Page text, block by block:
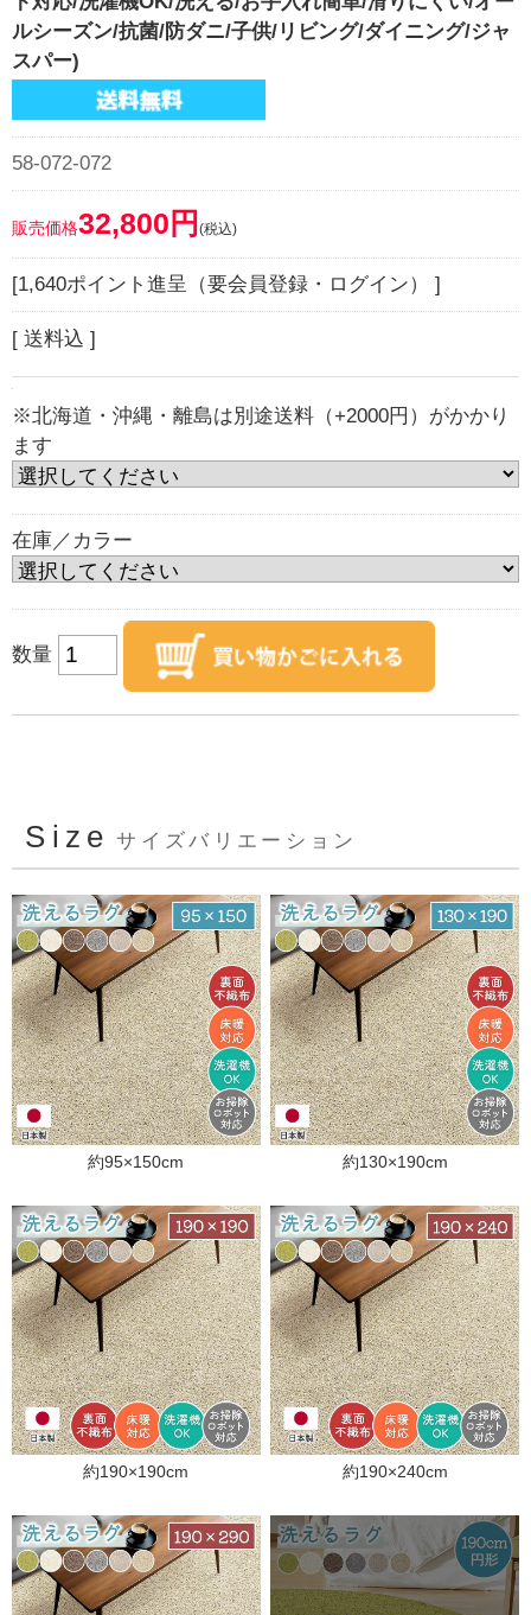
ルシーズン/抗菌/防ダニ/子供/リビング/ダイニング/ジャ
スパー)
58-072-072
販売価格32,800円 (税込)
[1,640ポイント進呈（要会員登録・ログイン） ]
[ 送料込 ]
※北海道・沖縄・離島は別途送料（+2000円）がかかり
ます
在庫／カラー
数量
Size サイズバリエーション
約95×150cm 約130×190cm
約190×190cm 約190×240cm